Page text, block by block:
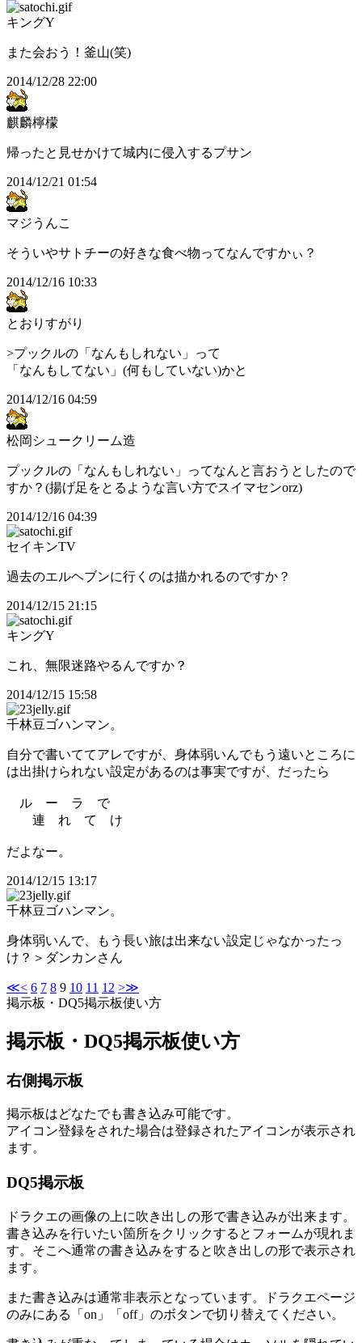
キングY
また会おう！釜山(笑)
2014/12/28 22:00
麒麟檸檬
帰ったと見せかけて城内に侵入するプサン
2014/12/21 01:54
マジうんこ
そういやサトチーの好きな食べ物ってなんですかぃ？
2014/12/16 10:33
とおりすがり
>プックルの「なんもしれない」って
「なんもしてない」(何もしていない)かと
2014/12/16 04:59
松岡シュークリーム造
プックルの「なんもしれない」ってなんと言おうとしたので
すか？(揚げ足をとるような言い方でスイマセンorz)
2014/12/16 04:39
セイキンTV
過去のエルヘブンに行くのは描かれるのですか？
2014/12/15 21:15
キングY
これ、無限迷路やるんですか？
2014/12/15 15:58
千林豆ゴハンマン。
自分で書いててアレですが、身体弱いんでもう遠いところに
は出掛けられない設定があるのは事実ですが、だったら
ル ー ラ で
連 れ て け
だよなー。
2014/12/15 13:17
千林豆ゴハンマン。
身体弱いんで、もう長い旅は出来ない設定じゃなかったっ
け？＞ダンカンさん
≪< 6 7 8 9 10 11 12 >≫
掲示板・DQ5掲示板使い方
掲示板・DQ5掲示板使い方
右側掲示板
掲示板はどなたでも書き込み可能です。
アイコン登録をされた場合は登録されたアイコンが表示され
ます。
DQ5掲示板
ドラクエの画像の上に吹き出しの形で書き込みが出来ます。
書き込みを行いたい箇所をクリックするとフォームが現れま
す。そこへ通常の書き込みをすると吹き出しの形で表示され
ます。
また書き込みは通常非表示となっています。ドラクエページ
のみにある「on」「off」のボタンで切り替えてください。